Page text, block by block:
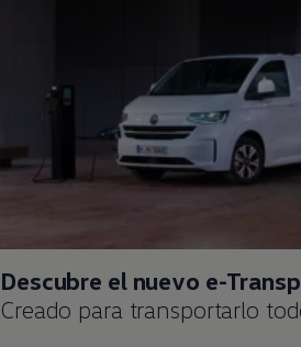
Descubre el nuevo e-
Creado para transportarlo